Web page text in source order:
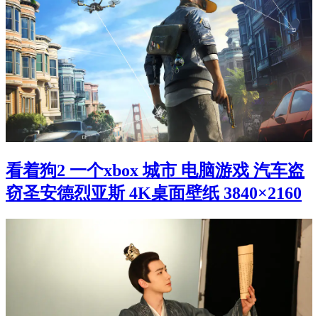
看着狗2 一个xbox 城市 电脑游戏 汽车盗
窃圣安德烈亚斯 4K桌面壁纸 3840×2160